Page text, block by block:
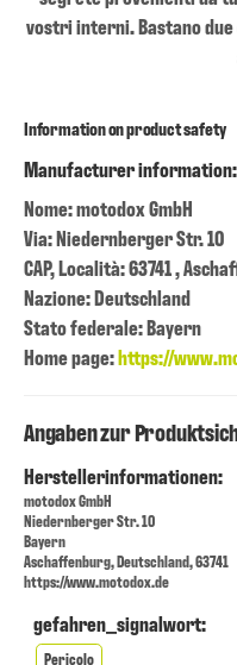
vostri interni. Bastano
Information on product safety
Manufacturer information:
Nome: motodox GmbH
Via: Niedernberger Str. 10
CAP, Località: 63741 ,
Nazione: Deutschland
Stato federale: Bayern
Home page:https://
Angaben zur
Herstellerinformationen:
motodox GmbH
Niedernberger Str. 10
Bayern
Aschaffenburg, Deutschland, 63741
https://www.motodox.de
gefahren_signalwort:
Pericolo